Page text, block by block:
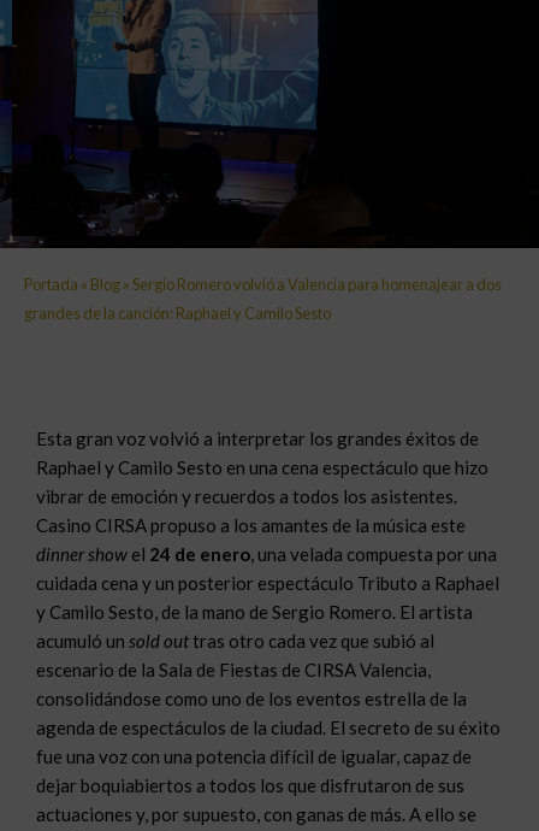
Portada » Blog»Sergio Romero volvió a Valencia para homenajear a dos
grandes de la canción: Raphael y Camilo Sesto
Esta gran voz volvió a interpretar los grandes éxitos de
Raphael y Camilo Sesto en una cena espectáculo que hizo
vibrar de emoción y recuerdos a todos los asistentes.
Casino CIRSA propuso a los amantes de la música este
dinner show el 24 de enero, una velada compuesta por una
cuidada cena y un posterior espectáculo Tributo a Raphael
y Camilo Sesto, de la mano de Sergio Romero. El artista
acumuló un sold outtras otro cada vez que subió al
escenario de la Sala de Fiestas de CIRSA Valencia,
consolidándose como uno de los eventos estrella de la
agenda de espectáculos de la ciudad. El secreto de su éxito
fue una voz con una potencia difícil de igualar, capaz de
dejar boquiabiertos a todos los que disfrutaron de sus
actuaciones y, por supuesto, con ganas de más. A ello se